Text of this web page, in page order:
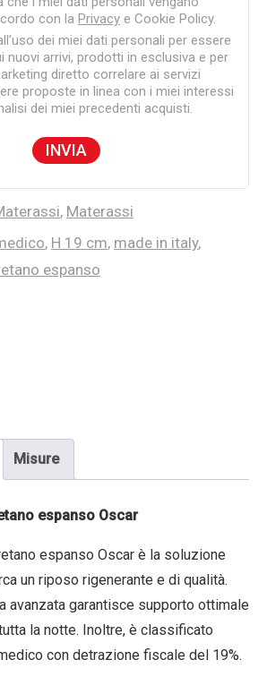
con la Privacy e Cookie Policy.
dei miei dati personali per essere
nuovi arrivi, prodotti in esclusiva e per
diretto correlare ai servizi
proposte in linea con i miei interessi
dei miei precedenti acquisti.
, Materassi
, H 19 cm, made in italy,
espanso
Misure
espanso Oscar
espanso Oscar è la soluzione
un riposo rigenerante e di qualità.
avanzata garantisce supporto ottimale
la notte. Inoltre, è classificato
con detrazione fiscale del 19%.